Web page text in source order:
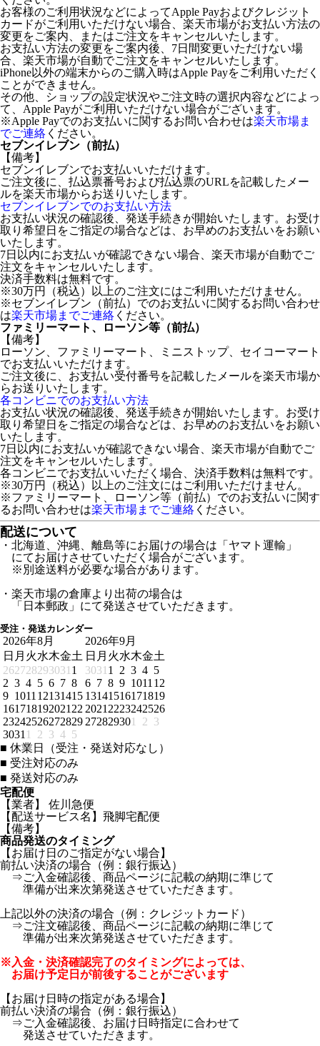
お客様のご利用状況などによってApple Payおよびクレジット
カードがご利用いただけない場合、楽天市場がお支払い方法の
変更をご案内、またはご注文をキャンセルいたします。
お支払い方法の変更をご案内後、7日間変更いただけない場
合、楽天市場が自動でご注文をキャンセルいたします。
iPhone以外の端末からのご購入時はApple Payをご利用いただく
ことができません。
その他、ショップの設定状況やご注文時の選択内容などによっ
て、Apple Payがご利用いただけない場合がございます。
※Apple Payでのお支払いに関するお問い合わせは楽天市場ま
でご連絡 ください。
セブンイレブン（前払）
【備考】
セブンイレブンでお支払いいただけます。
ご注文後に、払込票番号および払込票のURLを記載したメー
ルを楽天市場からお送りいたします。
セブンイレブンでのお支払い方法
お支払い状況の確認後、発送手続きが開始いたします。お受け
取り希望日をご指定の場合などは、お早めのお支払いをお願い
いたします。
7日以内にお支払いが確認できない場合、楽天市場が自動でご
注文をキャンセルいたします。
決済手数料は無料です。
※30万円（税込）以上のご注文にはご利用いただけません。
※セブンイレブン（前払）でのお支払いに関するお問い合わせ
は楽天市場までご連絡 ください。
ファミリーマート、ローソン等（前払）
【備考】
ローソン、ファミリーマート、ミニストップ、セイコーマート
でお支払いいただけます。
ご注文後に、お支払い受付番号を記載したメールを楽天市場か
らお送りいたします。
各コンビニでのお支払い方法
お支払い状況の確認後、発送手続きが開始いたします。お受け
取り希望日をご指定の場合などは、お早めのお支払いをお願い
いたします。
7日以内にお支払いが確認できない場合、楽天市場が自動でご
注文をキャンセルいたします。
各コンビニでお支払いいただく場合、決済手数料は無料です。
※30万円（税込）以上のご注文にはご利用いただけません。
※ファミリーマート、ローソン等（前払）でのお支払いに関す
るお問い合わせは楽天市場までご連絡 ください。
配送について
・北海道、沖縄、離島等にお届けの場合は「ヤマト運輸」
にてお届けさせていただく場合がございます。
※別途送料が必要な場合があります。
・楽天市場の倉庫より出荷の場合は
「日本郵政」にて発送させていただきます。
受注・発送カレンダー
2026年8月
日 月 火水木金土
262728293031 1
2 3 4 5 6 7 8
9 1011 12131415
161718192021 22
23242526272829
3031 1 2 3 4 5
2026年9月
日 月 火水木金土
3031 1 2 3 4 5
6 7 8 9 1011 12
13141516171819
2021 2223242526
272829301 2 3
■ 休業日（受注・発送対応なし）
■ 受注対応のみ
■ 発送対応のみ
宅配便
【業者】 佐川急便
【配送サービス名】飛脚宅配便
【備考】
商品発送のタイミング
【お届け日のご指定がない場合】
前払い決済の場合（例：銀行振込）
⇒ご入金確認後、商品ページに記載の納期に準じて
準備が出来次第発送させていただきます。
上記以外の決済の場合（例：クレジットカード）
⇒ご注文確認後、商品ページに記載の納期に準じて
準備が出来次第発送させていただきます。
※入金・決済確認完了のタイミングによっては、
お届け予定日が前後することがございます
【お届け日時の指定がある場合】
前払い決済の場合（例：銀行振込）
⇒ご入金確認後、お届け日時指定に合わせて
発送させていただきます。